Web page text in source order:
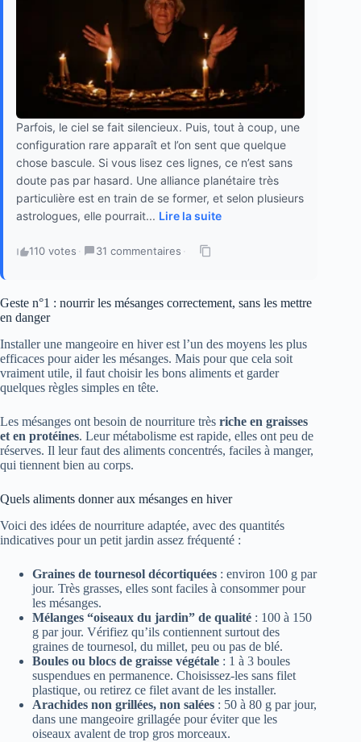
Parfois, le ciel se fait silencieux. Puis, tout à coup, une
configuration rare apparaît et l’on sent que quelque
chose bascule. Si vous lisez ces lignes, ce n’est sans
doute pas par hasard. Une alliance planétaire très
particulière est en train de se former, et selon plusieurs
astrologues, elle pourrait... Lire la suite
110 votes · 31 commentaires ·
Geste n°1 : nourrir les mésanges correctement, sans les mettre
en danger
Installer une mangeoire en hiver est l’un des moyens les plus
efficaces pour aider les mésanges. Mais pour que cela soit
vraiment utile, il faut choisir les bons aliments et garder
quelques règles simples en tête.
Les mésanges ont besoin de nourriture très riche en graisses
et en protéines. Leur métabolisme est rapide, elles ont peu de
réserves. Il leur faut des aliments concentrés, faciles à manger,
qui tiennent bien au corps.
Quels aliments donner aux mésanges en hiver
Voici des idées de nourriture adaptée, avec des quantités
indicatives pour un petit jardin assez fréquenté :
Graines de tournesol décortiquées : environ 100 g par
jour. Très grasses, elles sont faciles à consommer pour
les mésanges.
Mélanges “oiseaux du jardin” de qualité : 100 à 150
g par jour. Vérifiez qu’ils contiennent surtout des
graines de tournesol, du millet, peu ou pas de blé.
Boules ou blocs de graisse végétale : 1 à 3 boules
suspendues en permanence. Choisissez-les sans filet
plastique, ou retirez ce filet avant de les installer.
Arachides non grillées, non salées : 50 à 80 g par jour,
dans une mangeoire grillagée pour éviter que les
oiseaux avalent de trop gros morceaux.